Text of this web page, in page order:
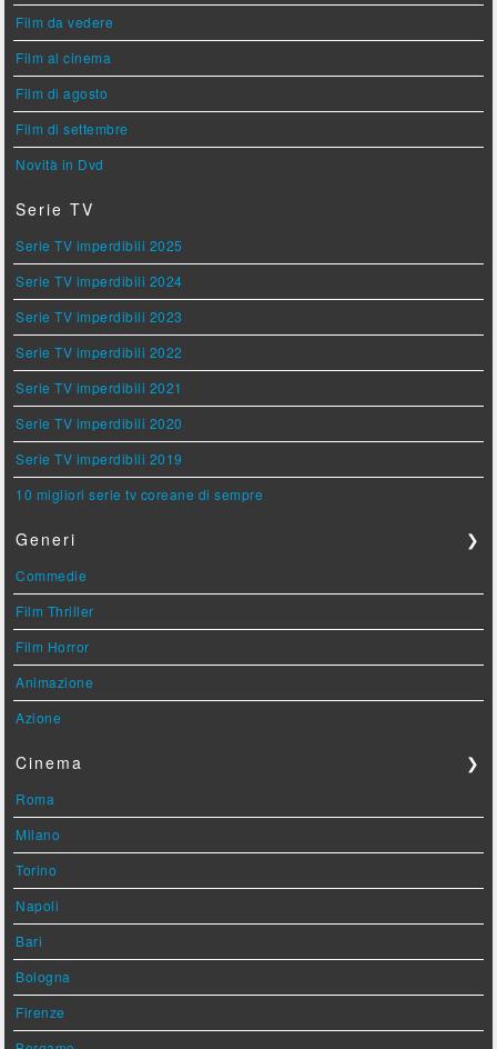
Film da vedere
Film al cinema
Film di agosto
Film di settembre
Novità in Dvd
Serie TV
Serie TV imperdibili 2025
Serie TV imperdibili 2024
Serie TV imperdibili 2023
Serie TV imperdibili 2022
Serie TV imperdibili 2021
Serie TV imperdibili 2020
Serie TV imperdibili 2019
10 migliori serie tv coreane di sempre
Generi ❯
Commedie
Film Thriller
Film Horror
Animazione
Azione
Cinema ❯
Roma
Milano
Torino
Napoli
Bari
Bologna
Firenze